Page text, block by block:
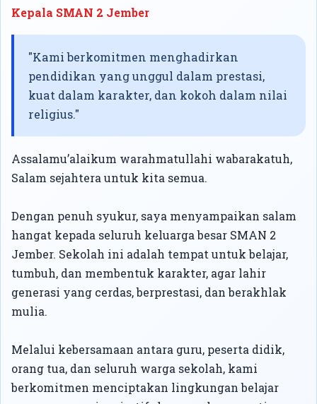
Kepala SMAN 2 Jember
"Kami berkomitmen menghadirkan
pendidikan yang unggul dalam prestasi,
kuat dalam karakter, dan kokoh dalam nilai
religius."
Assalamu’alaikum warahmatullahi wabarakatuh,
Salam sejahtera untuk kita semua.
Dengan penuh syukur, saya menyampaikan salam
hangat kepada seluruh keluarga besar SMAN 2
Jember. Sekolah ini adalah tempat untuk belajar,
tumbuh, dan membentuk karakter, agar lahir
generasi yang cerdas, berprestasi, dan berakhlak
mulia.
Melalui kebersamaan antara guru, peserta didik,
orang tua, dan seluruh warga sekolah, kami
berkomitmen menciptakan lingkungan belajar